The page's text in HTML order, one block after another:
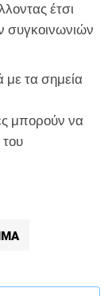
έτσι
συγκοινωνιών
με τα σημεία
μπορούν να
του